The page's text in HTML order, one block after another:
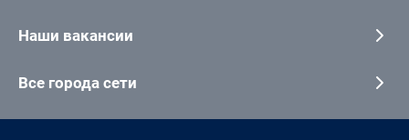
Наши вакансии
Все города сети